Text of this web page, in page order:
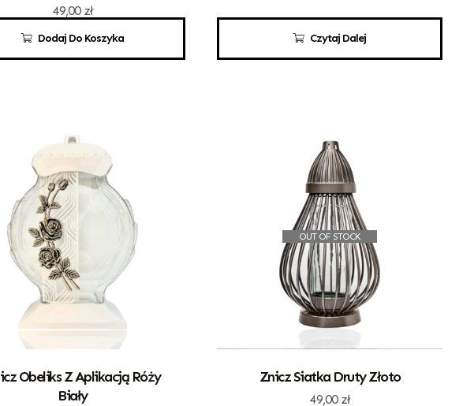
Dodaj Do Koszyka
49,00 zł
Czytaj Dalej
Obeliks Z Aplikacją Róży
Biały
OUT OF STOCK
Znicz Siatka Druty Złoto
49,00 zł